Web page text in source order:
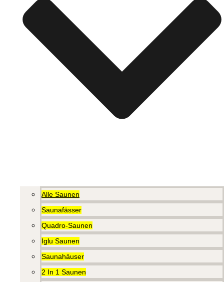
Alle Saunen
Saunafässer
Quadro-Saunen
Iglu Saunen
Saunahäuser
2 In 1 Saunen